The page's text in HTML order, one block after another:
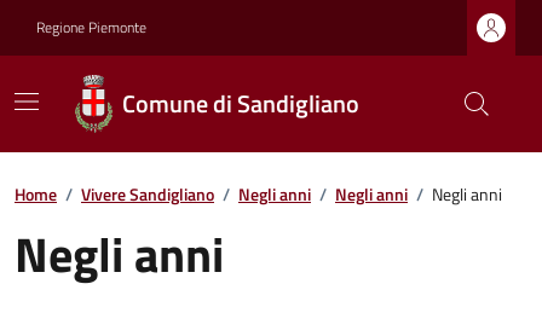
Regione Piemonte
Comune di Sandigliano
Home / Vivere Sandigliano / Negli anni / Negli anni / Negli anni
Negli anni